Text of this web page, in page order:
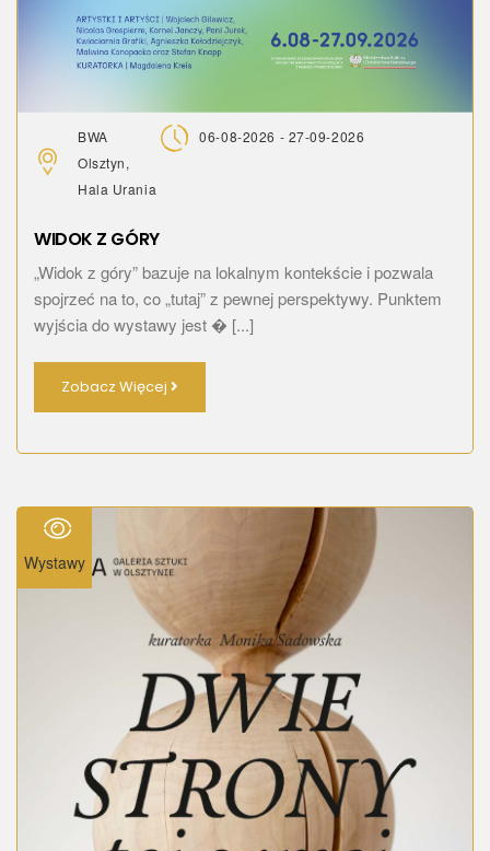
BWA
Olsztyn,
Hala Urania
06-08-2026 - 27-09-2026
WIDOK Z GÓRY
„Widok z góry” bazuje na lokalnym kontekście i pozwala
spojrzeć na to, co „tutaj” z pewnej perspektywy. Punktem
wyjścia do wystawy jest � [...]
Zobacz Więcej
Wystawy